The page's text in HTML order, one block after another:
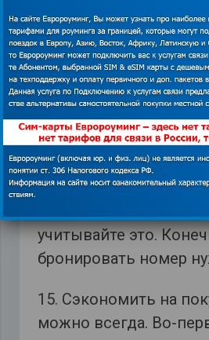
14. Можно
на жилье в Риме,
гостиницы, хостелы
города. Кстати,
бронировать номер в
доступности от
учитывайте это.
бронировать номер
15. Сэкономить на
можно всегда. Во-